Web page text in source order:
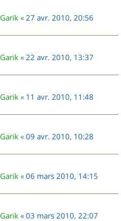
Garik « 27 avr. 2010, 20:56
Garik « 22 avr. 2010, 13:37
Garik « 11 avr. 2010, 11:48
Garik « 09 avr. 2010, 10:28
Garik « 06 mars 2010, 14:15
Garik « 03 mars 2010, 22:07